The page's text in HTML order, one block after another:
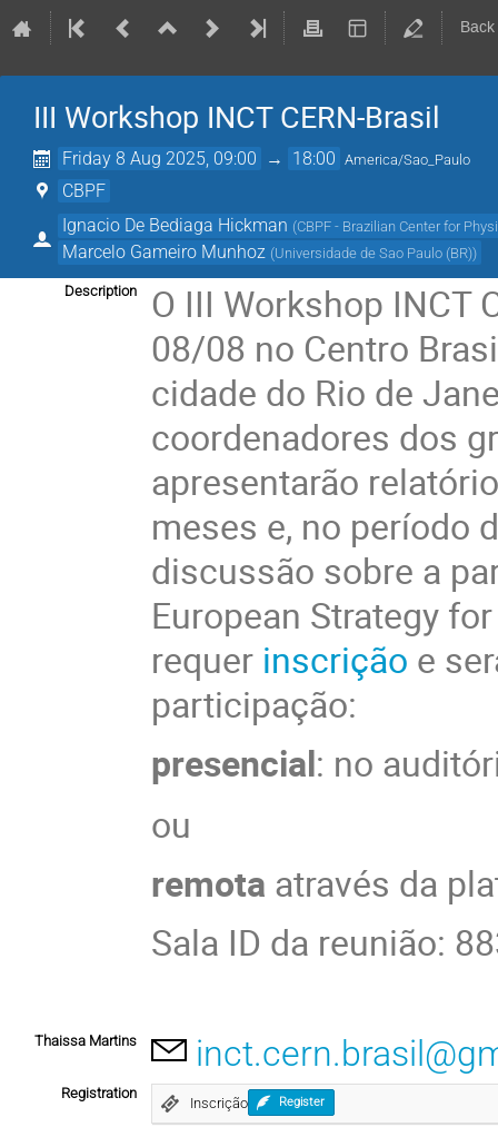
III Workshop INCT CERN-Brasil
Friday 8 Aug 2025, 09:00 → 18:00 America/Sao_Paulo
CBPF
Ignacio De Bediaga Hickman (CBPF - Brazilian Center for
Marcelo Gameiro Munhoz (Universidade de Sao Paulo (BR))
Description
O III Workshop INCT
08/08 no Centro
cidade do Rio de
coordenadores dos
apresentarão
meses e, no período
discussão sobre a
European Strategy
requer inscrição e
participação:
presencial: no
ou
remota através da
Sala ID da reunião:
Thaissa Martins
Registration
Inscrição Register